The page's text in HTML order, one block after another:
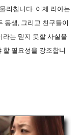
리칩니다. 이제 리아는
동생, 그리고 친구들이
라는 믿지 못할 사실을
필요성을 강조합니